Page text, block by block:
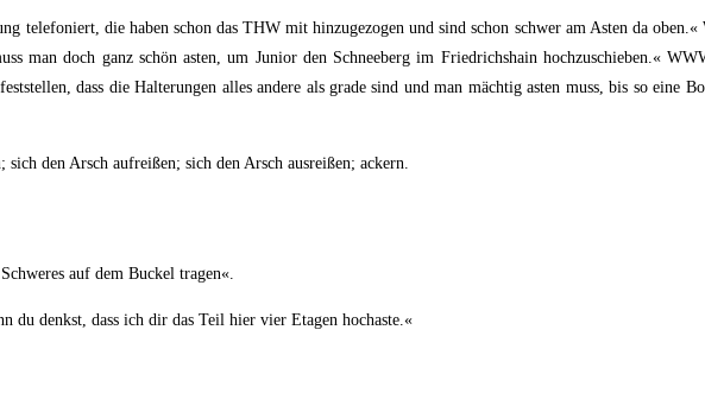
tele­fo­niert, die haben schon das THW mit hin­zu­ge­zo­gen und sind schon schwer am Asten da
man doch ganz schön asten, um Juni­or den Schnee­berg im Fried­richs­hain hoch­zu­schie­ben.«
dass die Hal­te­run­gen alles ande­re als gra­de sind und man mäch­tig asten muss, bis so
sich den Arsch auf­rei­ßen; sich den Arsch aus­rei­ßen; ackern.
auf dem Buckel tragen«.
du denkst, dass ich dir das Teil hier vier Eta­gen hochaste.«